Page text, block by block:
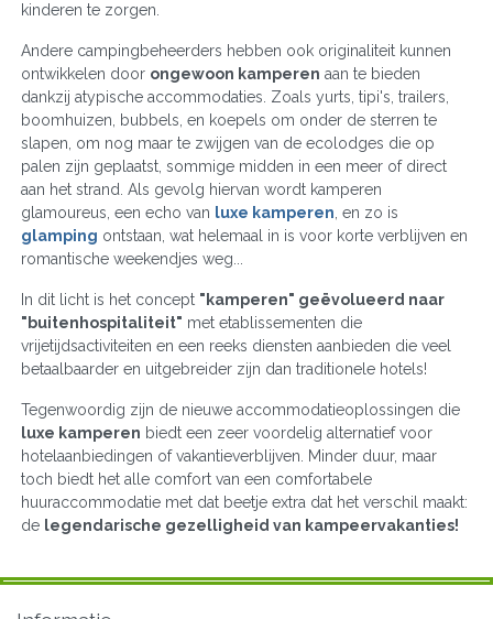
kinderen te zorgen.
Andere campingbeheerders hebben ook originaliteit kunnen
ontwikkelen door ongewoon kamperen aan te bieden
dankzij atypische accommodaties. Zoals yurts, tipi's, trailers,
boomhuizen, bubbels, en koepels om onder de sterren te
slapen, om nog maar te zwijgen van de ecolodges die op
palen zijn geplaatst, sommige midden in een meer of direct
aan het strand. Als gevolg hiervan wordt kamperen
glamoureus, een echo van luxe kamperen, en zo is
glamping ontstaan, wat helemaal in is voor korte verblijven en
romantische weekendjes weg...
In dit licht is het concept "kamperen" geëvolueerd naar
"buitenhospitaliteit" met etablissementen die
vrijetijdsactiviteiten en een reeks diensten aanbieden die veel
betaalbaarder en uitgebreider zijn dan traditionele hotels!
Tegenwoordig zijn de nieuwe accommodatieoplossingen die
luxe kamperen biedt een zeer voordelig alternatief voor
hotelaanbiedingen of vakantieverblijven. Minder duur, maar
toch biedt het alle comfort van een comfortabele
huuraccommodatie met dat beetje extra dat het verschil maakt:
de legendarische gezelligheid van kampeervakanties!